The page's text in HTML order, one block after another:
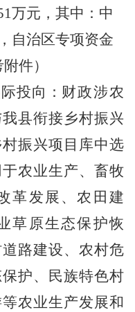
万元，其中：中
自治区专项资金
件）
投向： 财政涉农
县衔接乡村振兴
村振兴项目库中选
于农业生产、畜牧
革发展、农田建
草原生态保护恢
路建设、农村危
护、民族特色村
农业生产发展和